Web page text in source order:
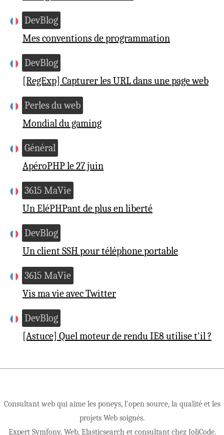
DevBlog
Mes conventions de programmation
DevBlog
[RegExp] Capturer les URL dans une page web
Perles du web
Mondial du gaming
Général
ApéroPHP le 27 juin
3615 MaVie
Un EléPHPant de plus en liberté
DevBlog
Un client SSH pour téléphone portable
3615 MaVie
Vis ma vie avec Twitter
DevBlog
[Astuce] Quel moteur de rendu IE8 utilise t'il ?
Consultant web qui aime les poneys, l'open source, la qualité et les
projets Web soignés.
Expert Symfony, Web, Elasticsearch et consultant chez JoliCode.